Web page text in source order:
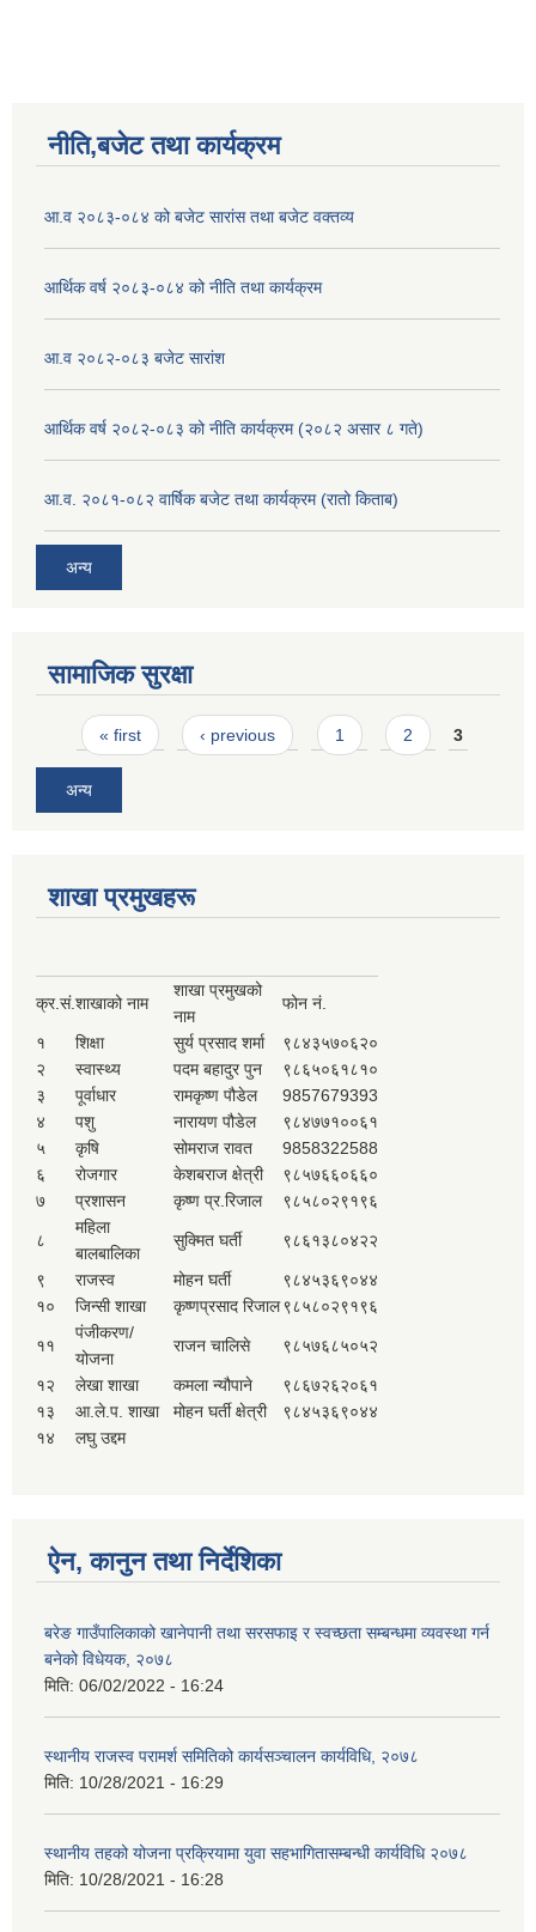
नीति,बजेट तथा कार्यक्रम
आ.व २०८३-०८४ को बजेट सारांस तथा बजेट वक्तव्य
आर्थिक वर्ष २०८३-०८४ को नीति तथा कार्यक्रम
आ.व २०८२-०८३ बजेट सारांश
आर्थिक वर्ष २०८२-०८३ को नीति कार्यक्रम (२०८२ असार ८ गते)
आ.व. २०८१-०८२ वार्षिक बजेट तथा कार्यक्रम (रातो किताब)
अन्य
सामाजिक सुरक्षा
Pages
« first ‹ previous 1 2 3
अन्य
शाखा प्रमुखहरू
क्र.सं.शाखाको नाम
शाखा प्रमुखको
नाम
फोन नं.
१ शिक्षा सुर्य प्रसाद शर्मा
९८४३५७०६२०
२
स्वास्थ्य पदम बहादुर पुन
९८६५०६१८१०
३
पूर्वाधार रामकृष्ण पौडेल
9857679393
४
पशु नारायण पौडेल
९८४७७१००६१
५
कृषि सोमराज रावत
9858322588
६
रोजगार केशबराज क्षेत्री
९८५७६६०६६०
७
प्रशासन कृष्ण प्र.रिजाल ९८५८०२९१९६
८
महिला
बालबालिका
सुक्मित घर्ती ९८६१३८०४२२
९ राजस्व मोहन घर्ती
९८४५३६९०४४
१०
जिन्सी शाखा कृष्णप्रसाद रिजाल९८५८०२९१९६
११
पंजीकरण/
योजना
राजन चालिसे ९८५७६८५०५२
१२ लेखा शाखा कमला न्यौपाने
९८६७२६२०६१
१३
आ.ले.प. शाखा मोहन घर्ती क्षेत्री
९८४५३६९०४४
१४
लघु उद्दम
ऐन, कानुन तथा निर्देशिका
बरेङ गाउँपालिकाको खानेपानी तथा सरसफाइ र स्वच्छता सम्बन्धमा व्यवस्था गर्न
बनेको विधेयक, २०७८
मिति: 06/02/2022 - 16:24
स्थानीय राजस्व परामर्श समितिको कार्यसञ्चालन कार्यविधि, २०७८
मिति: 10/28/2021 - 16:29
स्थानीय तहको योजना प्रक्रियामा युवा सहभागितासम्बन्धी कार्यविधि २०७८
मिति: 10/28/2021 - 16:28